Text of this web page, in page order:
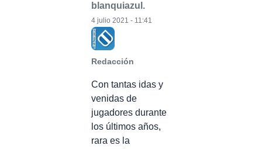
blanquiazul.
Redacción
4 julio 2021 - 11:41
Con tantas idas y
venidas de
jugadores durante
los últimos años,
rara es la